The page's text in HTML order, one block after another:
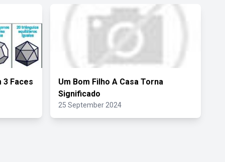
3 Faces
Um Bom Filho A Casa Torna
Significado
25 September 2024